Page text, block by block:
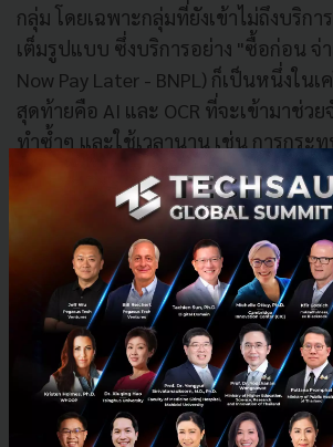
กลุ่ม โดยเฉพาะกลุ่มที่ยังเข้าไม่ถึงบริก
เต็มรูปแบบ ซึ่งบริการอย่าง "ซื้อก่อน จ่
Now Pay Later - BNPL) ก็เป็นหนึ่งใน
สุดท้ายคือ AI และ OCR ที่จะเข้ามาช่ว
ทำซ้ำๆ และใช้เวลานาน เช่น การกระ
แจ้งหนี้ให้กลายเป็นเรื่องง่ายและอัตโน
คำแนะนำถึง Fintech ที่ต้องการทำงา
โดยชี้ให้เห็นถึงสิ่งที่ธนาคารมองหา นั่
เป็นประโยชน์ร่วมกัน โดยย้ำว่า
ธนาคารมีสเกลและความแข็งแกร่ง